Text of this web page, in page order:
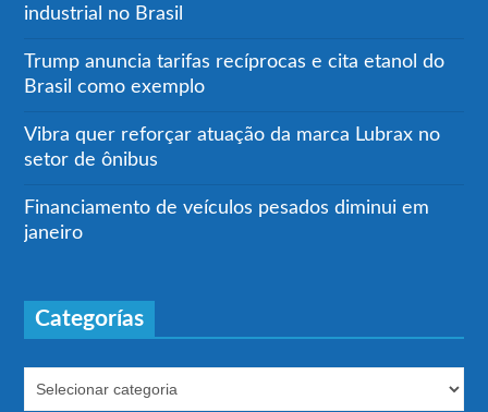
industrial no Brasil
Trump anuncia tarifas recíprocas e cita etanol do
Brasil como exemplo
Vibra quer reforçar atuação da marca Lubrax no
setor de ônibus
Financiamento de veículos pesados diminui em
janeiro
Categorías